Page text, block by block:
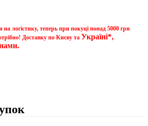
логістику, теперь при покуці понад 5000 грн
Доставку по Києву та Україні*,